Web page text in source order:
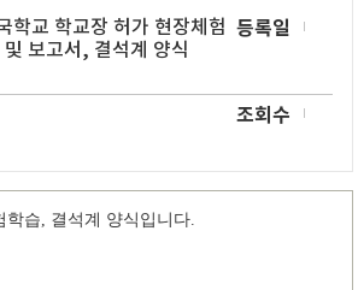
학교 학교장 허가 현장체험
보고서, 결석계 양식
등록일
조회수
학습, 결석계 양식입니다.